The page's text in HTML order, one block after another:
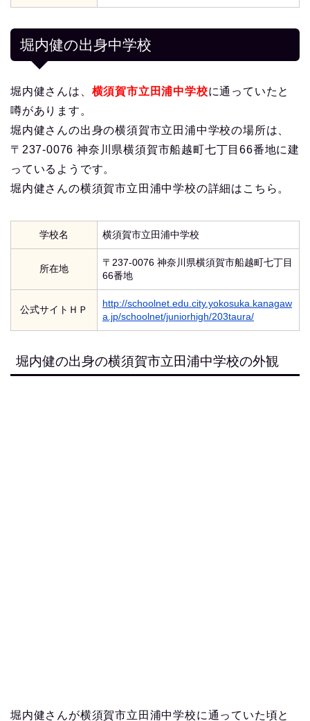
堀内健の出身中学校
堀内健さんは、 横須賀市立田浦中学校に通っていたと
噂があります。
堀内健さんの出身の横須賀市立田浦中学校の場所は、
〒237-0076 神奈川県横須賀市船越町七丁目66番地に建
っているようです。
堀内健さんの横須賀市立田浦中学校の詳細はこちら。
学校名 横須賀市立田浦中学校
所在地
〒237-0076 神奈川県横須賀市船越町七丁目
66番地
公式サイトＨＰ
http://schoolnet.edu.city.yokosuka.kanagaw
a.jp/schoolnet/juniorhigh/203taura/
堀内健の出身の横須賀市立田浦中学校の外観
堀内健さんが横須賀市立田浦中学校に通っていた頃と